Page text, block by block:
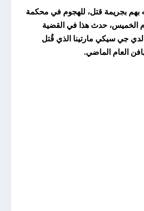
بهم بجريمة قتل، للهجوم في محكمة
الخميس، حدث هذا في القضية
بالدي جي سيكي مارتينا الذي قُتل
العام الماضي.